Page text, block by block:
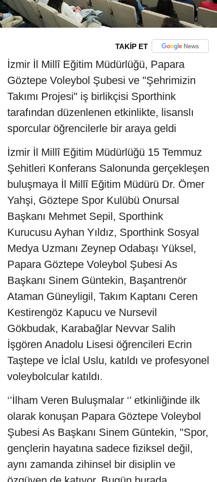
TAKİP ET
İzmir İl Millî Eğitim Müdürlüğü, Papara
Göztepe Voleybol Şubesi ve "Şehrimizin
Takımı Projesi" iş birlikçisi Sporthink
tarafından düzenlenen etkinlikte, lisanslı
sporcular öğrencilerle bir araya geldi
İzmir İl Millî Eğitim Müdürlüğü 15 Temmuz
Şehitleri Konferans Salonunda gerçekleşen
buluşmaya İl Millî Eğitim Müdürü Dr. Ömer
Yahşi, Göztepe Spor Kulübü Onursal
Başkanı Mehmet Sepil, Sporthink
Kurucusu Ayhan Yıldız, Sporthink Sosyal
Medya Uzmanı Zeynep Odabaşı Yüksel,
Papara Göztepe Voleybol Şubesi As
Başkanı Sinem Güntekin, Başantrenör
Ataman Güneyligil, Takım Kaptanı Ceren
Kestirengöz Kapucu ve Nursevil
Gökbudak, Karabağlar Nevvar Salih
İşgören Anadolu Lisesi öğrencileri Ecrin
Taştepe ve İclal Uslu, katıldı ve profesyonel
voleybolcular katıldı.
‘’İlham Veren Buluşmalar ‘’ etkinliğinde ilk
olarak konuşan Papara Göztepe Voleybol
Şubesi As Başkanı Sinem Güntekin, "Spor,
gençlerin hayatına sadece fiziksel değil,
aynı zamanda zihinsel bir disiplin ve